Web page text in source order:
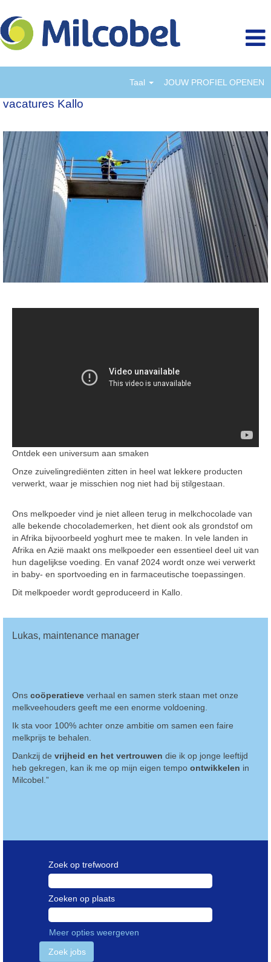
Taal JOUW PROFIEL OPENEN
vacatures Kallo
Ontdek een universum aan smaken
Onze zuivelingrediënten zitten in heel wat lekkere producten
verwerkt, waar je misschien nog niet had bij stilgestaan.
Ons melkpoeder vind je niet alleen terug in melkchocolade van
alle bekende chocolademerken, het dient ook als grondstof om
in Afrika bijvoorbeeld yoghurt mee te maken. In vele landen in
Afrika en Azië maakt ons melkpoeder een essentieel deel uit van
hun dagelijkse voeding. En vanaf 2024 wordt onze wei verwerkt
in baby- en sportvoeding en in farmaceutische toepassingen.
Dit melkpoeder wordt geproduceerd in Kallo.
Lukas, maintenance manager
Ons coöperatieve verhaal en samen sterk staan met onze
melkveehouders geeft me een enorme voldoening.
Ik sta voor 100% achter onze ambitie om samen een faire
melkprijs te behalen.
Dankzij de vrijheid en het vertrouwen die ik op jonge leeftijd
heb gekregen, kan ik me op mijn eigen tempo ontwikkelen in
Milcobel.”
Zoek op trefwoord
Zoeken op plaats
Meer opties weergeven